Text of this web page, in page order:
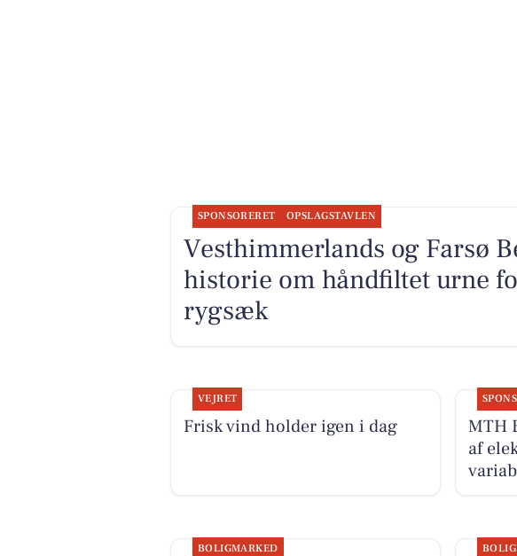
SPONSORERET OPSLAGSTAVLEN
Vesthimmerlands og Farsø
historie om håndfiltet urne
rygsæk
VEJRET
Frisk vind holder igen i dag
MTH
af
BOLIGMARKED